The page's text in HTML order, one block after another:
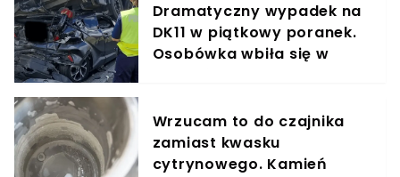
Dramatyczny wypadek na
DK11 w piątkowy poranek.
Osobówka wbiła się w
Wrzucam to do czajnika
zamiast kwasku
cytrynowego. Kamień